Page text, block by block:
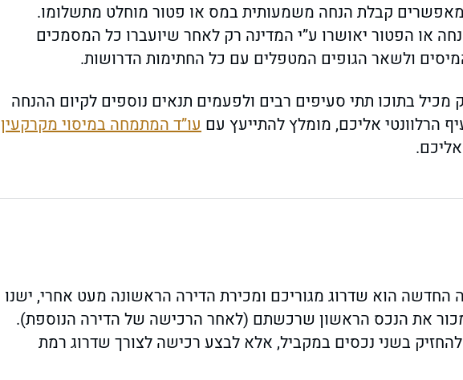
קבלת הנחה משמעותית במס או פטור מוחלט מתשלומו.
או הפטור יאושרו ע”י המדינה רק לאחר שיועברו כל המסמכים
ולשאר הגופים המטפלים עם כל החתימות הדרושות.
בתוכו תתי סעיפים רבים ולפעמים תנאים נוספים לקיום ההנחה
הרלוונטי אליכם, מומלץ להתייעץ עם עו”ד המתמחה במיסוי מקרקעין
החדשה הוא שדרוג מגוריכם ומכירת הדירה הראשונה מעט אחרי, ישנו
תוכלו למכור את הנכס הראשון שרכשתם (לאחר הרכישה של הדירה הנוספת).
בשני נכסים במקביל, אלא לבצע רכישה לצורך שדרוג רמת